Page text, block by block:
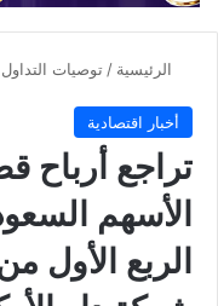
الرئيسية / توصيات التداول
أخبار اقتصادية
تراجع أرباح
الربع الأول